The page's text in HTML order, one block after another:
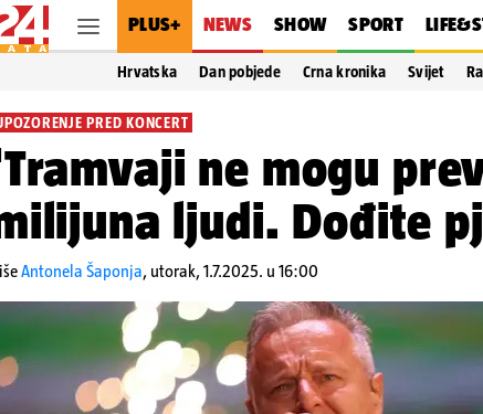
PLUS+ NEWS SHOW SPORT
Hrvatska Dan pobjede Crna kronika Svijet
PRED KONCERT
ne mogu
ljudi. Dođite
Antonela Šaponja, utorak, 1.7.2025. u 16:00